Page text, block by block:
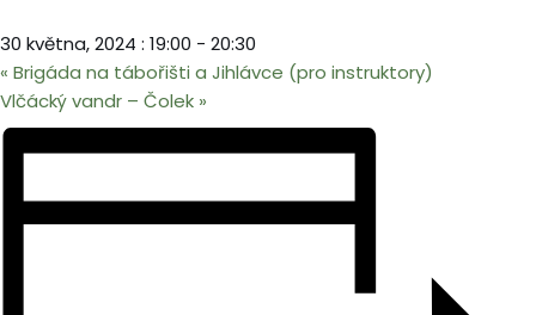
30 května, 2024 : 19:00 - 20:30
« Brigáda na tábořišti a Jihlávce (pro instruktory)
Vlčácký vandr – Čolek »